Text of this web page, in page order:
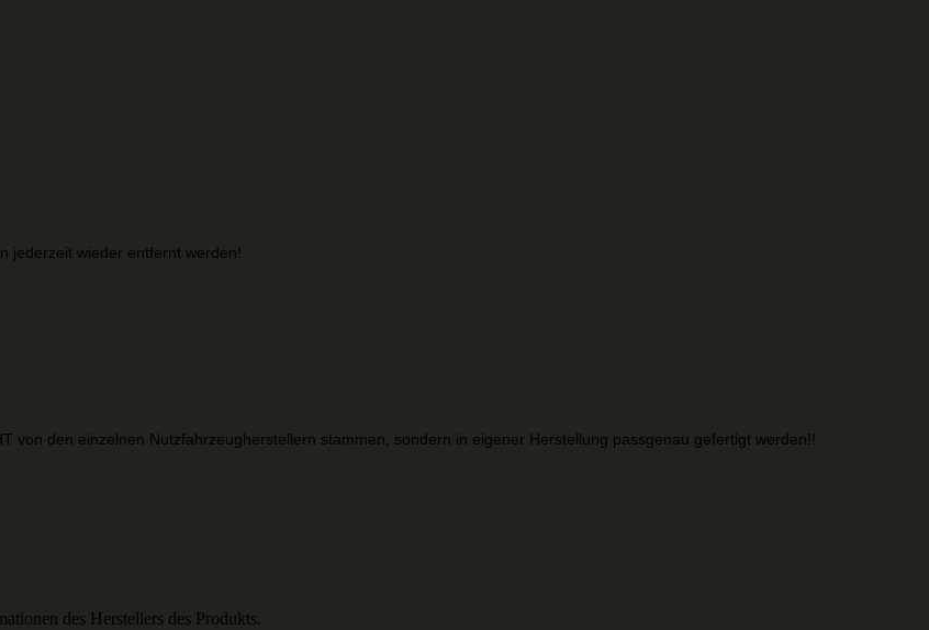
jederzeit wieder entfernt werden!
von den einzelnen Nutzfahrzeugherstellern stammen, sondern in eigener Herstellung passgenau gefertigt werden!!
des Herstellers des Produkts.